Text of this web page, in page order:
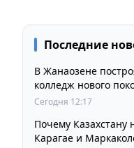
Последние
В Жанаозене
колледж нового
Сегодня 12:17
Почему
Карагае и